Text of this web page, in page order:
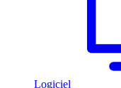
Logiciel